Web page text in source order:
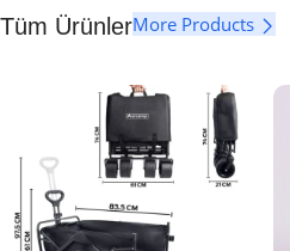
Tüm ÜrünlerMore Products